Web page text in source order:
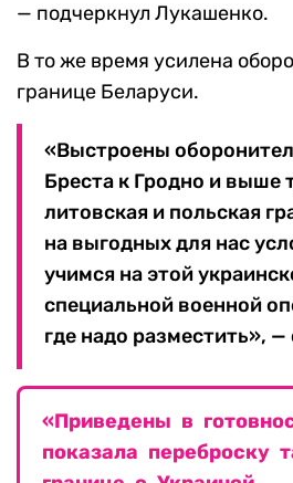
— подчеркнул Лукашенко.
В то же время усилена
границе Беларуси.
«Выстроены
Бреста к Гродно и выше
литовская и польская
на выгодных для нас
учимся на этой
специальной военной
где надо разместить»,
«Приведены в
показала переброску